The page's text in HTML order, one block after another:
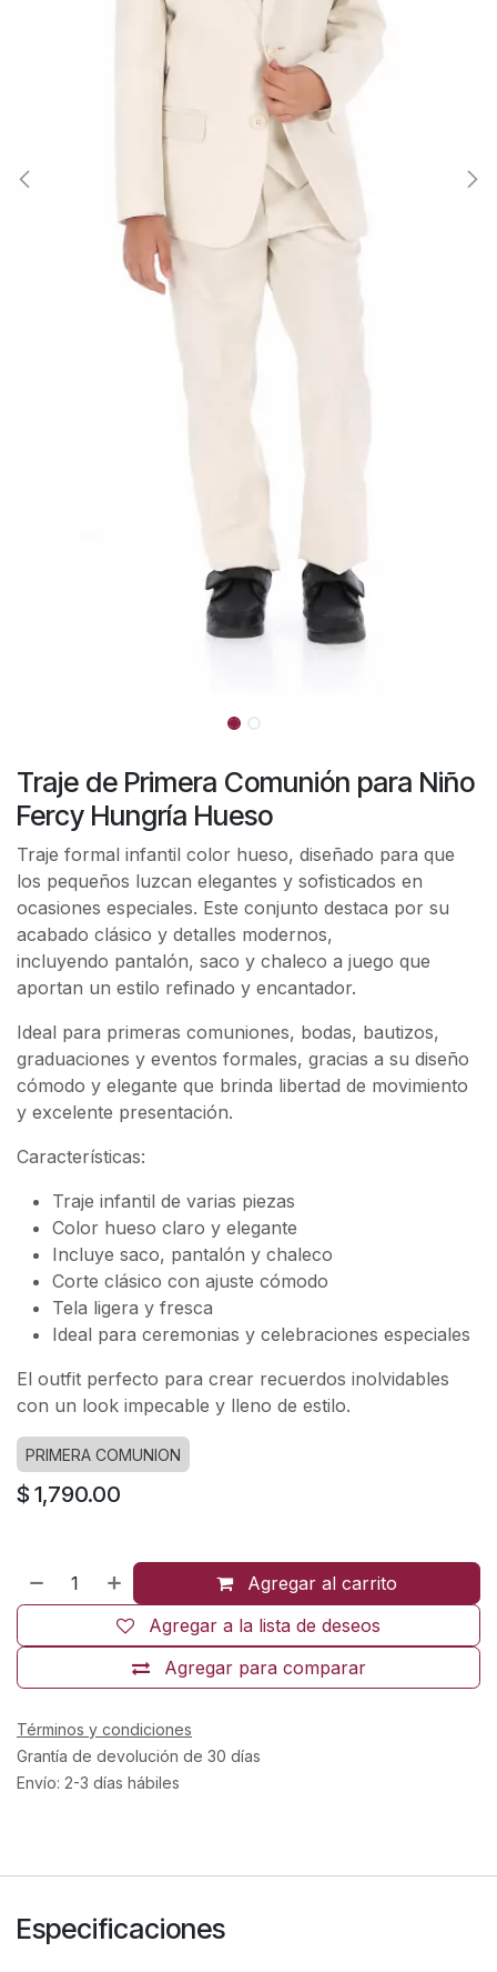
Traje de Primera Comunión para Niño
Fercy Hungría Hueso
Traje formal infantil color hueso, diseñado para que
los pequeños luzcan elegantes y sofisticados en
ocasiones especiales. Este conjunto destaca por su
acabado clásico y detalles modernos,
incluyendo pantalón, saco y chaleco a juego que
aportan un estilo refinado y encantador.
Ideal para primeras comuniones, bodas, bautizos,
graduaciones y eventos formales, gracias a su diseño
cómodo y elegante que brinda libertad de movimiento
y excelente presentación.
Características:
Traje infantil de varias piezas
Color hueso claro y elegante
Incluye saco, pantalón y chaleco
Corte clásico con ajuste cómodo
Tela ligera y fresca
Ideal para ceremonias y celebraciones especiales
El outfit perfecto para crear recuerdos inolvidables
con un look impecable y lleno de estilo.
PRIMERA COMUNION
$ 1,790.00
Agregar al carrito
Agregar para comparar
Agregar a la lista de deseos
Términos y condiciones
Grantía de devolución de 30 días
Envío: 2-3 días hábiles
Especificaciones